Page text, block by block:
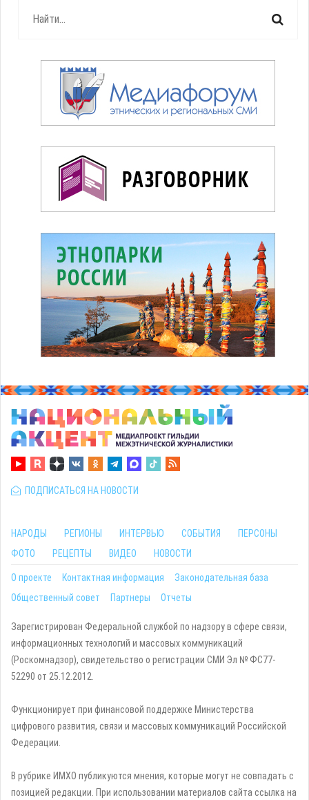
ПОДПИСАТЬСЯ НА НОВОСТИ
НАРОДЫ РЕГИОНЫ ИНТЕРВЬЮ СОБЫТИЯ
ПЕРСОНЫ
ФОТО
РЕЦЕПТЫ ВИДЕО НОВОСТИ
О проекте Контактная информация
Законодательная база
Общественный совет
Партнеры Отчеты
Зарегистрирован Федеральной службой по надзору в сфере связи,
информационных технологий и массовых коммуникаций
(Роскомнадзор), свидетельство о регистрации СМИ Эл № ФС77-
52290 от 25.12.2012.
Функционирует при финансовой поддержке Министерства
цифрового развития, связи и массовых коммуникаций Российской
Федерации.
В рубрике ИМХО публикуются мнения, которые могут не совпадать с
позицией редакции. При использовании материалов сайта ссылка на